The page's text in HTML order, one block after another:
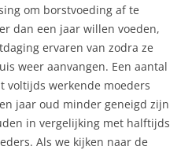
om borstvoeding af te
dan een jaar willen voeden,
ervaren van zodra ze
weer aanvangen. Een aantal
voltijds werkende moeders
jaar oud minder geneigd zijn
in vergelijking met halftijds
Als we kijken naar de